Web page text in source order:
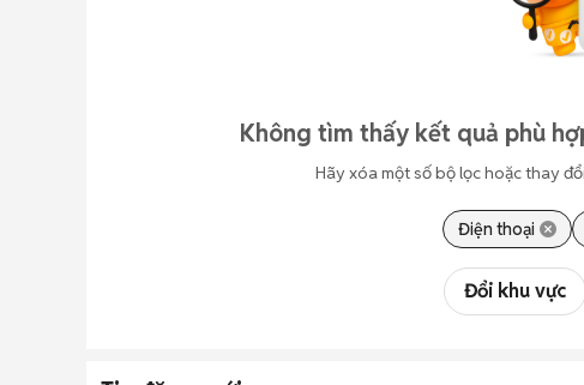
Không tìm thấy kết quả phù
Hãy xóa một số bộ lọc hoặc thay
Điện thoại
Đổi khu vực